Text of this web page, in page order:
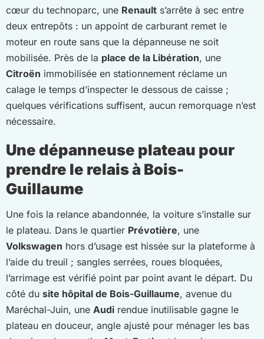
cœur du technoparc, une Renault s’arrête à sec entre
deux entrepôts : un appoint de carburant remet le
moteur en route sans que la dépanneuse ne soit
mobilisée. Près de la place de la Libération, une
Citroën immobilisée en stationnement réclame un
calage le temps d’inspecter le dessous de caisse ;
quelques vérifications suffisent, aucun remorquage n’est
nécessaire.
Une dépanneuse plateau pour
prendre le relais à Bois-
Guillaume
Une fois la relance abandonnée, la voiture s’installe sur
le plateau. Dans le quartier Prévotière, une
Volkswagen hors d’usage est hissée sur la plateforme à
l’aide du treuil ; sangles serrées, roues bloquées,
l’arrimage est vérifié point par point avant le départ. Du
côté du site hôpital de Bois-Guillaume, avenue du
Maréchal-Juin, une Audi rendue inutilisable gagne le
plateau en douceur, angle ajusté pour ménager les bas